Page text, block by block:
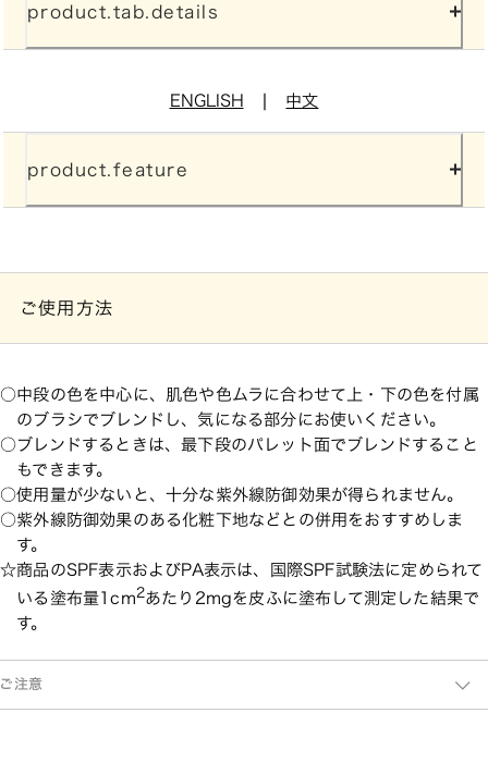
product.tab.details
ENGLISH 中文
product.feature
ご使用方法
中段の色を中心に、肌色や色ムラに合わせて上・下の色を付属
のブラシでブレンドし、気になる部分にお使いください。
ブレンドするときは、最下段のパレット面でブレンドすること
もできます。
使用量が少ないと、十分な紫外線防御効果が得られません。
紫外線防御効果のある化粧下地などとの併用をおすすめしま
す。
商品のSPF表示およびPA表示は、国際SPF試験法に定められて
いる塗布量1cm2あたり2mgを皮ふに塗布して測定した結果で
す。
ご注意